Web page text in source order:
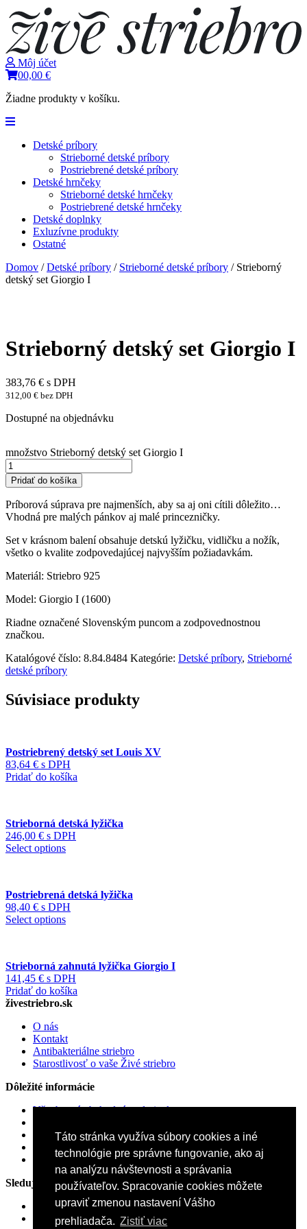
Táto stránka využíva súbory cookies a iné
technológie pre správne fungovanie, ako aj
na analýzu návštevnosti a správania
používateľov. Spracovanie cookies môžete
upraviť zmenou nastavení Vášho
prehliadača. Zistiť viac
Môj účet
00,00 €
Žiadne produkty v košíku.
Detské príbory
Strieborné detské príbory
Postriebrené detské príbory
Detské hrnčeky
Strieborné detské hrnčeky
Postriebrené detské hrnčeky
Detské doplnky
Exluzívne produkty
Ostatné
Domov /Detské príbory / Strieborné detské príbory / Strieborný
detský set Giorgio I
Strieborný detský set Giorgio I
383,76 € s DPH
312,00 € bez DPH
Dostupné na objednávku
množstvo Strieborný detský set Giorgio I
Pridať do košíka
Príborová súprava pre najmenších, aby sa aj oni cítili dôležito…
Vhodná pre malých pánkov aj malé princezničky.
Set v krásnom balení obsahuje detskú lyžičku, vidličku a nožík,
všetko o kvalite zodpovedajúcej najvyšším požiadavkám.
Materiál: Striebro 925
Model: Giorgio I (1600)
Riadne označené Slovenským puncom a zodpovednostnou
značkou.
Katalógové číslo: 8.84.8484 Kategórie: Detské príbory, Strieborné
detské príbory
Súvisiace produkty
Postriebrený detský set Louis XV
83,64 € s DPH
Pridať do košíka
Strieborná detská lyžička
246,00 € s DPH
Select options
Postriebrená detská lyžička
98,40 € s DPH
Select options
Strieborná zahnutá lyžička Giorgio I
141,45 € s DPH
Pridať do košíka
živestriebro.sk
O nás
Kontakt
Antibakteriálne striebro
Starostlivosť o vaše Živé striebro
Dôležité informácie
Všeobecné obchodné podmienky
Dodacie a platobné podmienky
Ochrana osobných údajov
Zásady používania cookies
Sledujte nás
Facebook
Instagram